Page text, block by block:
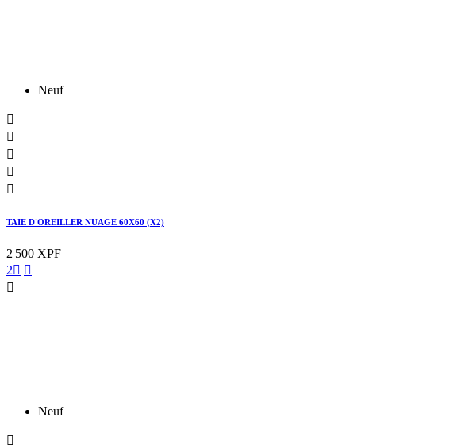
Neuf





TAIE D'OREILLER NUAGE 60X60 (X2)
2 500 XPF
2 

Neuf
